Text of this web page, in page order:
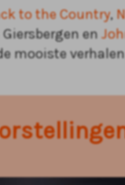
to the Country,
en
mooiste